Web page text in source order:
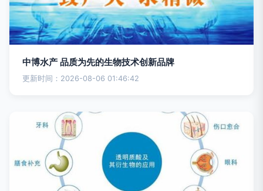
中博水产 品质为先的生物技术创新品牌
更新时间：2026-08-06 01:46:42